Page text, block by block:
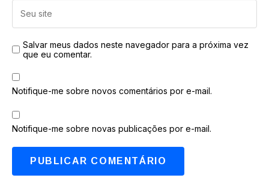
Salvar meus dados neste navegador para a próxima vez
que eu comentar.
Notifique-me sobre novos comentários por e-mail.
Notifique-me sobre novas publicações por e-mail.